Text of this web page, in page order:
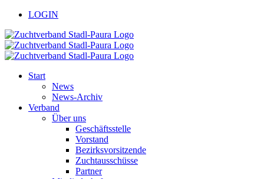
Zum
springen
facebook
youtubeLOGIN
Start
News
News-Archiv
Verband
Über uns
Geschäftsstelle
Vorstand
Bezirksvorsitzende
Zuchtausschüsse
Partner